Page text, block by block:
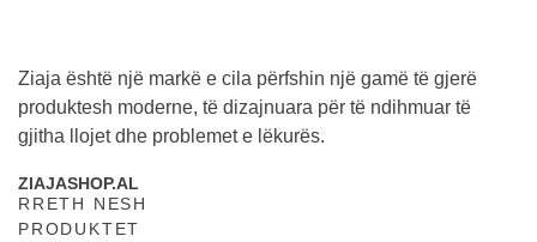
Ziaja është një markë e cila përfshin një gamë të gjerë
produktesh moderne, të dizajnuara për të ndihmuar të
gjitha llojet dhe problemet e lëkurës.
ZIAJASHOP.AL
RRETH NESH
PRODUKTET